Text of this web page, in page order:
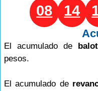
08 14
El acumulado de
pesos.
El acumulado de